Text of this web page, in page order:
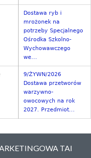
Dostawa ryb i
mrożonek na
potrzeby Specjalnego
Ośrodka Szkolno-
Wychowawczego
we...
9/ŻYWN/2026
Dostawa przetworów
warzywno-
owocowych na rok
2027. Przedmiot...
TAI